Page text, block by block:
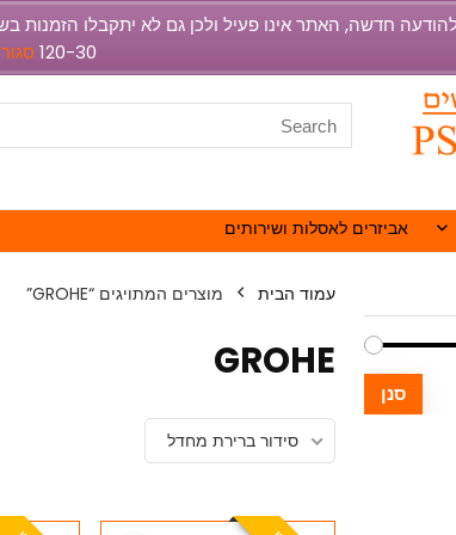
אביזרים לאסלות ושירותים
סנן
עמוד הבית מוצרים המתויגים “GROHE”
GROHE
סידור ברירת מחדל
120-30 סגור